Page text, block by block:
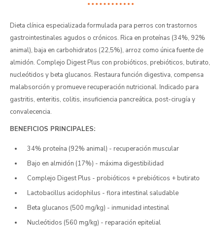
Dieta clínica especializada formulada para perros con trastornos
gastrointestinales agudos o crónicos. Rica en proteínas (34%, 92%
animal), baja en carbohidratos (22,5%), arroz como única fuente de
almidón. Complejo Digest Plus con probióticos, prebióticos, butirato,
nucleótidos y beta glucanos. Restaura función digestiva, compensa
malabsorción y promueve recuperación nutricional. Indicado para
gastritis, enteritis, colitis, insuficiencia pancreática, post-cirugía y
convalecencia.
BENEFICIOS PRINCIPALES:
34% proteína (92% animal) - recuperación muscular
Bajo en almidón (17%) - máxima digestibilidad
Complejo Digest Plus - probióticos + prebióticos + butirato
Lactobacillus acidophilus - flora intestinal saludable
Beta glucanos (500 mg/kg) - inmunidad intestinal
Nucleótidos (560 mg/kg) - reparación epitelial